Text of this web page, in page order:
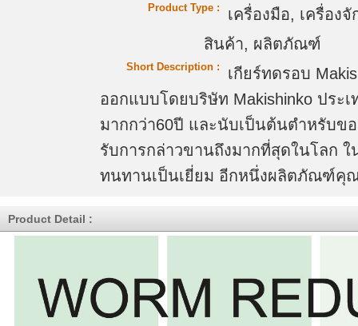
Product Type :
เครื่องมือ, เครื่อง
สินค้า, ผลิตภัณฑ์
Short Description :
เกียร์ทดรอบ
ออกแบบโดยบริษัท Makishinko ประ
มากกว่า60ปี และนับเป็นต้นตำหรับข
รับการกล่าวขานถึงมากที่สุดในโลก
ทนทานเป็นเยี่ยม อีกหนึ่งผลิตภัณฑ์คุ
Product Detail :